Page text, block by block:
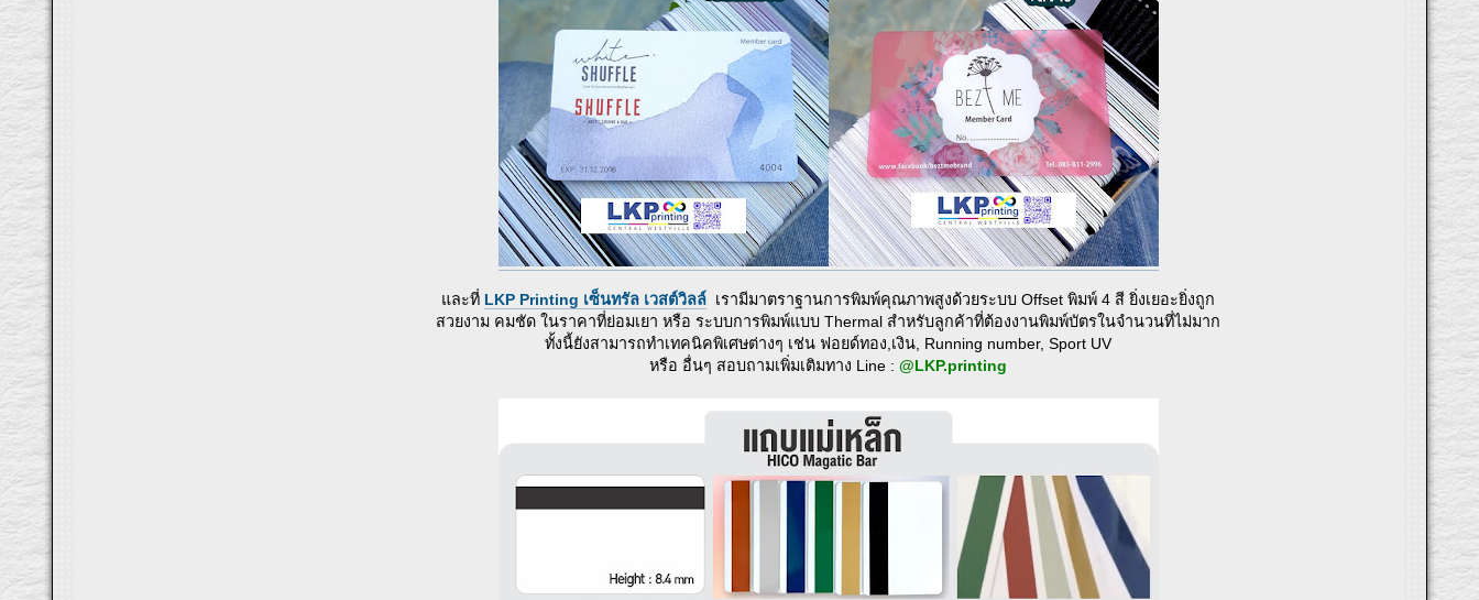
และที่ LKP Printing เซ็นทรัล เวสต์วิลล์ เรามีมาตราฐานการพิมพ์คุณภาพสูงด้วยระบบ Offset พิมพ์ 4 สี ยิ่งเยอะยิ่งถูก
สวยงาม คมชัด ในราคาที่ย่อมเยา หรือ ระบบการพิมพ์แบบ Thermal สำหรับลูกค้าที่ต้องงานพิมพ์บัตรในจำนวนที่ไม่มาก
ทั้งนี้ยังสามารถทำเทคนิคพิเศษต่างๆ เช่น ฟอยด์ทอง,เงิน, Running number, Sport UV
หรือ อื่นๆ สอบถามเพิ่มเติมทาง Line :@LKP.printing